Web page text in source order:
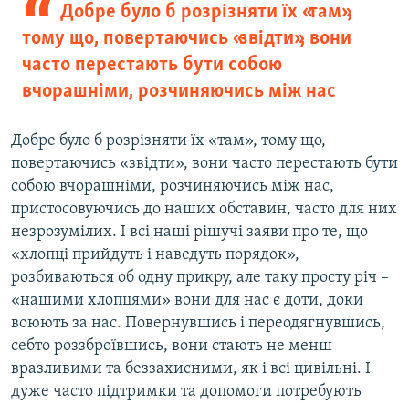
Добре було б розрізняти їх «там»,
тому що, повертаючись «звідти», вони
часто перестають бути собою
вчорашніми, розчиняючись між нас
Добре було б розрізняти їх «там», тому що,
повертаючись «звідти», вони часто перестають бути
собою вчорашніми, розчиняючись між нас,
пристосовуючись до наших обставин, часто для них
незрозумілих. І всі наші рішучі заяви про те, що
«хлопці прийдуть і наведуть порядок»,
розбиваються об одну прикру, але таку просту річ –
«нашими хлопцями» вони для нас є доти, доки
воюють за нас. Повернувшись і переодягнувшись,
себто роззброївшись, вони стають не менш
вразливими та беззахисними, як і всі цивільні. І
дуже часто підтримки та допомоги потребують